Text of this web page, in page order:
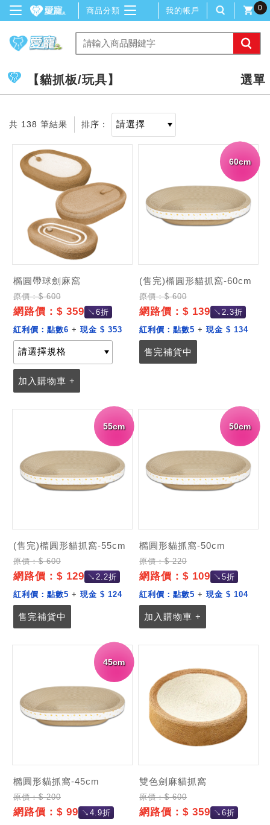
商品分類 我的帳戶 0
【貓抓板/玩具】
共 138 筆結果 排序：
橢圓帶球劍麻窩
原價：$ 600
網路價：$ 359 ↘6折
紅利價： 點數6 + 現金 $ 353
加入購物車 +
60cm
(售完)橢圓形貓抓窩-60cm
原價：$ 600
網路價：$ 139 ↘2.3折
紅利價：點數5 +現金 $ 134
售完補貨中
55cm
(售完)橢圓形貓抓窩-55cm
原價：$ 600
網路價：$ 129 ↘2.2折
紅利價： 點數5 + 現金 $ 124
售完補貨中
50cm
橢圓形貓抓窩-50cm
原價：$ 220
網路價：$ 109 ↘5折
紅利價：點數5 +現金 $ 104
加入購物車 +
45cm
橢圓形貓抓窩-45cm
原價：$ 200
網路價：$ 99 ↘4.9折
雙色劍麻貓抓窩
原價：$ 600
網路價：$ 359 ↘6折